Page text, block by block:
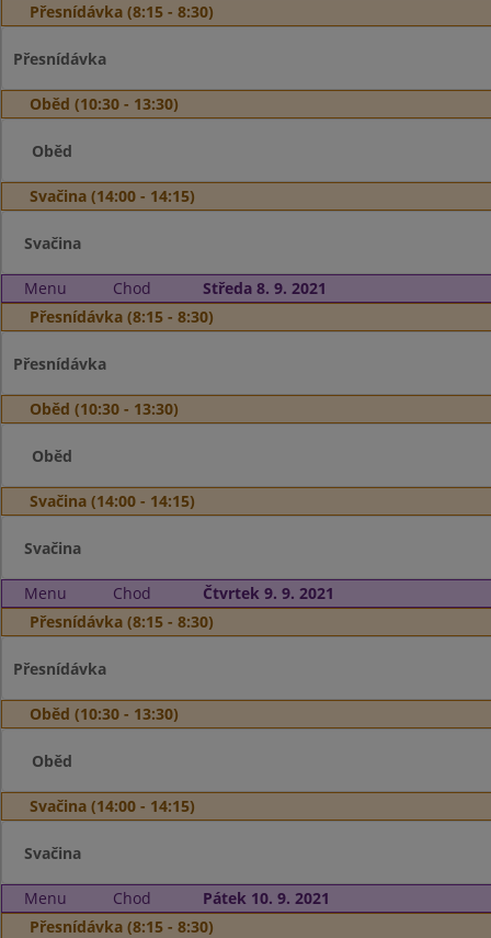
Přesnídávka (8:15 - 8:30)
Přesnídávka
Oběd (10:30 - 13:30)
Oběd
Svačina (14:00 - 14:15)
Svačina
Menu Chod
Středa 8. 9. 2021
Přesnídávka (8:15 - 8:30)
Přesnídávka
Oběd (10:30 - 13:30)
Oběd
Svačina (14:00 - 14:15)
Svačina
Menu Chod
Čtvrtek 9. 9. 2021
Přesnídávka (8:15 - 8:30)
Přesnídávka
Oběd (10:30 - 13:30)
Oběd
Svačina (14:00 - 14:15)
Svačina
Menu Chod
Pátek 10. 9. 2021
Přesnídávka (8:15 - 8:30)